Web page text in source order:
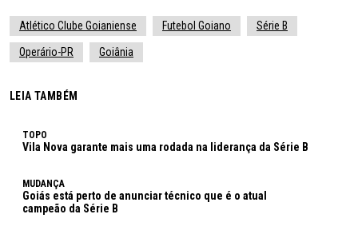
Atlético Clube Goianiense Futebol Goiano Série B
Operário-PR Goiânia
LEIA TAMBÉM
TOPO
Vila Nova garante mais uma rodada na liderança da Série B
MUDANÇA
Goiás está perto de anunciar técnico que é o atual
campeão da Série B